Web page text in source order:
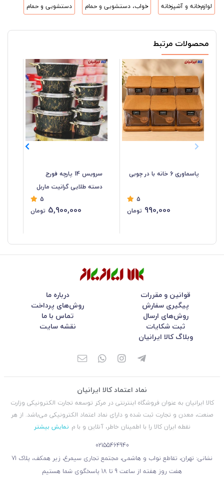
لوازم‌خانه و آشپزخانه خواب، دستشویی و حمام دستشویی و حمام
محصولات مرتبط
پاسماوری 6 خانه با در چوبی
5
990,000 تومان
سرویس 14 پارچه فورج
دسته طلایی گرانیت ماربل
5
5,900,000 تومان
قوانین و مقررات
درباره ما
پیگیری سفارش
روش‌های پرداخت
روش‌های ارسال
تماس با ما
ثبت شکایات
نقشه سایت
وبلاگ کالا ایرانیان
نماد اعتماد کالا ایرانیان
کالا ایرانیان به عنوان فروشگاه اینترنتی در مركز توسعه تجارت الكترونیكی وزارت
صنعت، معدن و تجارت ثبت شده و دارای نماد اعتماد الكترونیكی می‌باشد. از هر
نقطه ایران کالا را با اطمینان خاطر، آنلاین و با م نمایش بیشتر
02155464940
نشانی: تهران، تقاطع نواب و هاشمی، مجتمع تجاری سیمرغ، زیر همکف، پلاک 71
هفت روز هفته از ساعت 9 تا 18 پاسخگوی شما هستیم